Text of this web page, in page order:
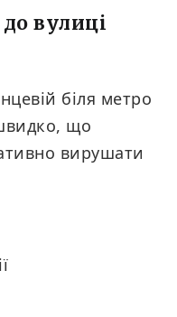
вулиці
біля метро
що
вирушати